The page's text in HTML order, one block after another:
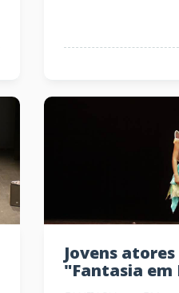
Jovens atores dão vida a
"Fantasia